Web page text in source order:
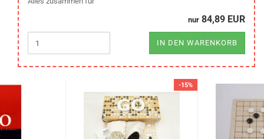
nur 84,89 EUR
IN DEN WARENKORB
-15%